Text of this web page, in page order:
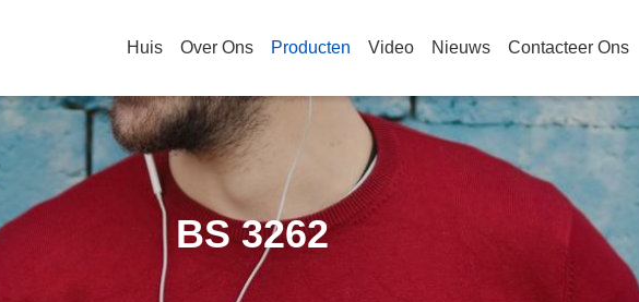
Huis Over Ons Producten Video Nieuws Contacteer Ons
BS 3262